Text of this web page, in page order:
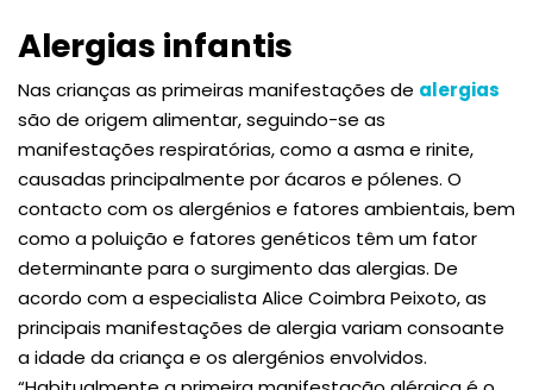
Alergias infantis
Nas crianças as primeiras manifestações de alergias
são de origem alimentar, seguindo-se as
manifestações respiratórias, como a asma e rinite,
causadas principalmente por ácaros e pólenes. O
contacto com os alergénios e fatores ambientais, bem
como a poluição e fatores genéticos têm um fator
determinante para o surgimento das alergias. De
acordo com a especialista Alice Coimbra Peixoto, as
principais manifestações de alergia variam consoante
a idade da criança e os alergénios envolvidos.